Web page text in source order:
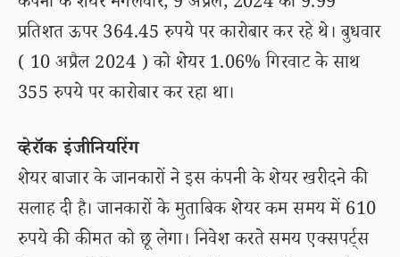
प्रतिशत ऊपर 364.45 रुपये पर कारोबार कर रहे थे। बुधवार
( 10 अप्रैल 2024 ) को शेयर 1.06% गिरवाट के साथ
355 रुपये पर कारोबार कर रहा था।
व्हेरॉक इंजीनियरिंग
शेयर बाजार के जानकारों ने इस कंपनी के शेयर खरीदने की
सलाह दी है। जानकारों के मुताबिक शेयर कम समय में 610
रुपये की कीमत को छू लेगा। निवेश करते समय एक्सपर्ट्स